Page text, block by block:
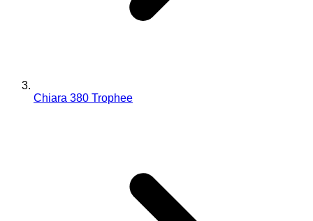
Chiara 380 Trophee